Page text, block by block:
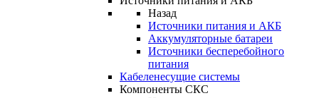
Назад
Источники питания и АКБ
Аккумуляторные батареи
Источники бесперебойного
питания
Кабеленесущие системы
Компоненты СКС